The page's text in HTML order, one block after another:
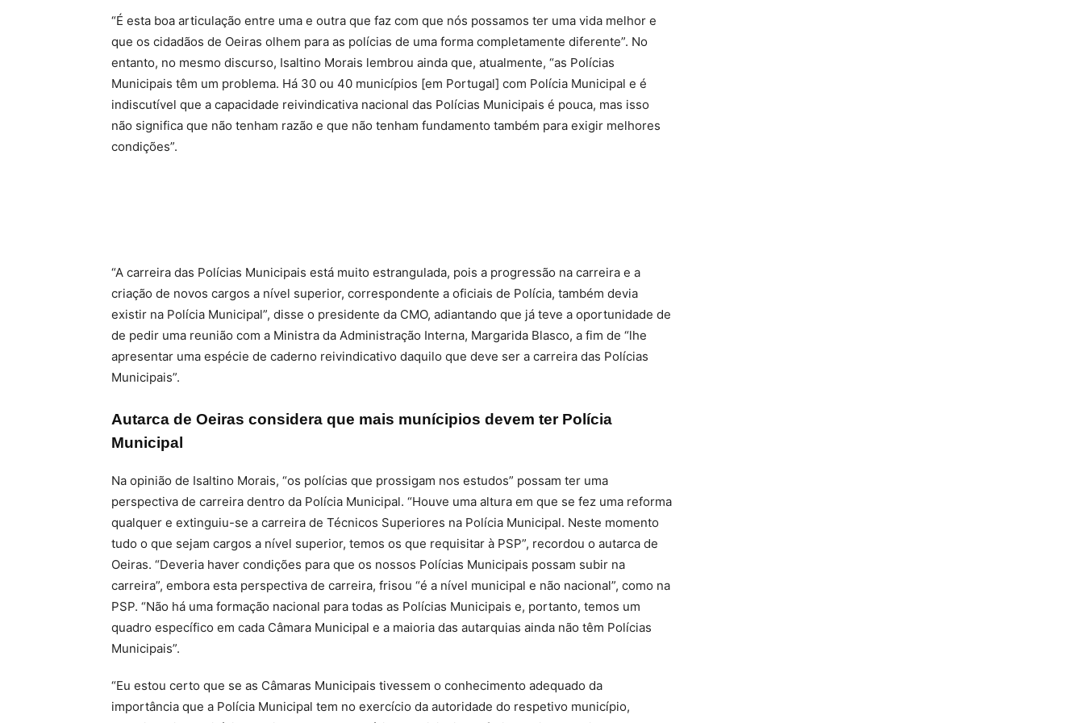
“É esta boa articulação entre uma e outra que faz com que nós possamos ter uma vida melhor e
que os cidadãos de Oeiras olhem para as polícias de uma forma completamente diferente”. No
entanto, no mesmo discurso, Isaltino Morais lembrou ainda que, atualmente, “as Polícias
Municipais têm um problema. Há 30 ou 40 municípios [em Portugal] com Polícia Municipal e é
indiscutível que a capacidade reivindicativa nacional das Polícias Municipais é pouca, mas isso
não significa que não tenham razão e que não tenham fundamento também para exigir melhores
condições”.
“A carreira das Polícias Municipais está muito estrangulada, pois a progressão na carreira e a
criação de novos cargos a nível superior, correspondente a oficiais de Polícia, também devia
existir na Polícia Municipal”, disse o presidente da CMO, adiantando que já teve a oportunidade de
de pedir uma reunião com a Ministra da Administração Interna, Margarida Blasco, a fim de “lhe
apresentar uma espécie de caderno reivindicativo daquilo que deve ser a carreira das Polícias
Municipais”.
Autarca de Oeiras considera que mais munícipios devem ter Polícia
Municipal
Na opinião de Isaltino Morais, “os polícias que prossigam nos estudos” possam ter uma
perspectiva de carreira dentro da Polícia Municipal. “Houve uma altura em que se fez uma reforma
qualquer e extinguiu-se a carreira de Técnicos Superiores na Polícia Municipal. Neste momento
tudo o que sejam cargos a nível superior, temos os que requisitar à PSP”, recordou o autarca de
Oeiras. “Deveria haver condições para que os nossos Polícias Municipais possam subir na
carreira”, embora esta perspectiva de carreira, frisou “é a nível municipal e não nacional”, como na
PSP. “Não há uma formação nacional para todas as Polícias Municipais e, portanto, temos um
quadro específico em cada Câmara Municipal e a maioria das autarquias ainda não têm Polícias
Municipais”.
“Eu estou certo que se as Câmaras Municipais tivessem o conhecimento adequado da
importância que a Polícia Municipal tem no exercício da autoridade do respetivo município,